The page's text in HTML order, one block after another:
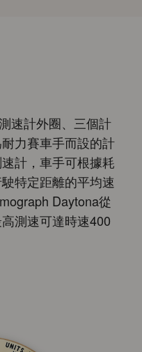
速計外圈、三個計
力賽車手而設的計
計，車手可根據耗
特定距離的平均速
Daytona從
測速可達時速400